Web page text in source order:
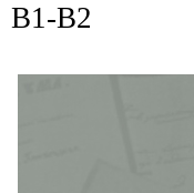
B1-B2